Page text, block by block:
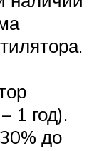
1 год).
до